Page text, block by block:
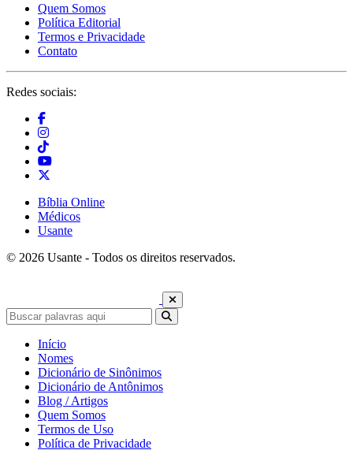
Quem Somos
Política Editorial
Termos e Privacidade
Contato
Redes sociais:
Bíblia Online
Médicos
Usante
© 2026 Usante - Todos os direitos reservados.
Início
Nomes
Dicionário de Sinônimos
Dicionário de Antônimos
Blog / Artigos
Quem Somos
Termos de Uso
Política de Privacidade